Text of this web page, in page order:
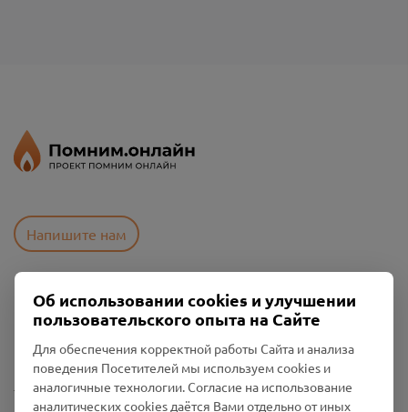
Напишите нам
Пользовательское соглашение
Политика конфиденциальности
Промо-материалы
Настройки cookies
Об использовании cookies и улучшении
пользовательского опыта на Сайте
Для обеспечения корректной работы Сайта и анализа
поведения Посетителей мы используем cookies и
аналогичные технологии. Согласие на использование
аналитических cookies даётся Вами отдельно от иных